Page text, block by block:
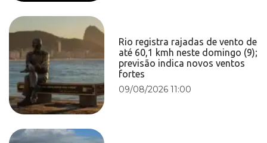
Rio registra rajadas de vento de
até 60,1 kmh neste domingo (9);
previsão indica novos ventos
fortes
09/08/2026 11:00